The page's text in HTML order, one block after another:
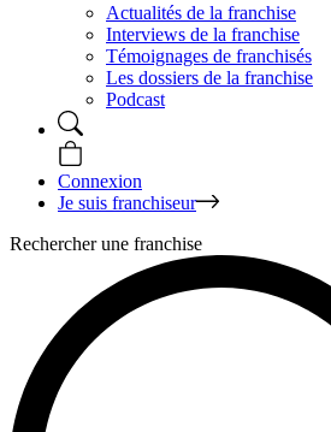
Actualités de la franchise
Interviews de la franchise
Témoignages de franchisés
Les dossiers de la franchise
Podcast
Connexion
Je suis franchiseur
Rechercher une franchise